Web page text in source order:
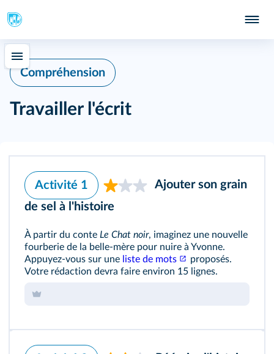
Compréhension
Travailler l'écrit
Activité 1
Ajouter son grain
de sel à l'histoire
À partir du conte Le Chat noir, imaginez une nouvelle
fourberie de la belle-mère pour nuire à Yvonne.
Appuyez-vous sur une liste de mots
proposés.
Votre rédaction devra faire environ 15 lignes.